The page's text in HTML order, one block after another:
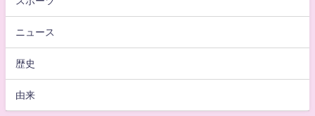
ニュース
歴史
由来